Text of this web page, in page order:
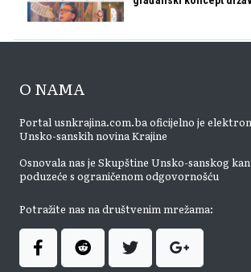
O NAMA
Portal usnkrajina.com.ba oficijelno je
Unsko-sanskih novina Krajine
Osnovala nas je Skupštine Unsko-sanskog
poduzeće s ograničenom odgovornošću
Potražite nas na društvenim mrežama: